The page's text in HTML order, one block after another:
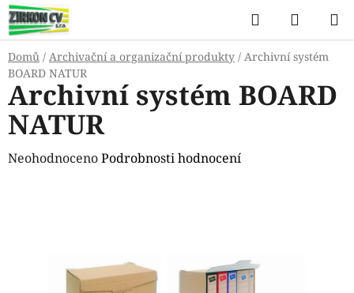
Přejít
na
obsah
Hledat
KOŠÍK
Domů / Archivační a organizační produkty / Archivní systém
BOARD NATUR
Archivní systém BOARD
NATUR
Průměrné
NeohodnocenoPodrobnosti hodnocení